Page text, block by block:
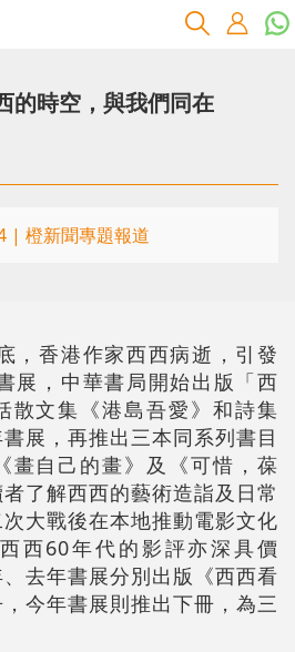
的時空，與我們同在
| 橙新聞專題報道
，香港作家西西病逝，引發
展，中華書局開始出版「西
散文集《港島吾愛》和詩集
書展，再推出三本同系列書目
畫自己的畫》及《可惜，葆
了解西西的藝術造詣及日常
大戰後在本地推動電影文化
西60年代的影評亦深具價
去年書展分別出版《西西看
今年書展則推出下冊，為三